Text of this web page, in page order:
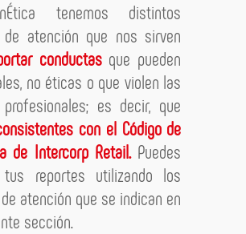
tenemos distintos
de atención que nos sirven
conductasque pueden
no éticas o que violen las
es decir, que
con el Código de
de Intercorp Retail.Puedes
tus reportes utilizando los
atención que se indican en
sección.